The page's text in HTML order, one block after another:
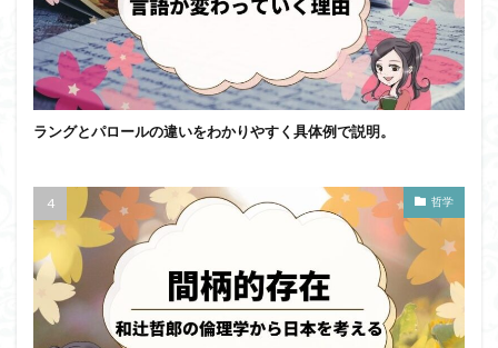
ラングとパロールの違いをわかりやすく具体例で説明。
哲学